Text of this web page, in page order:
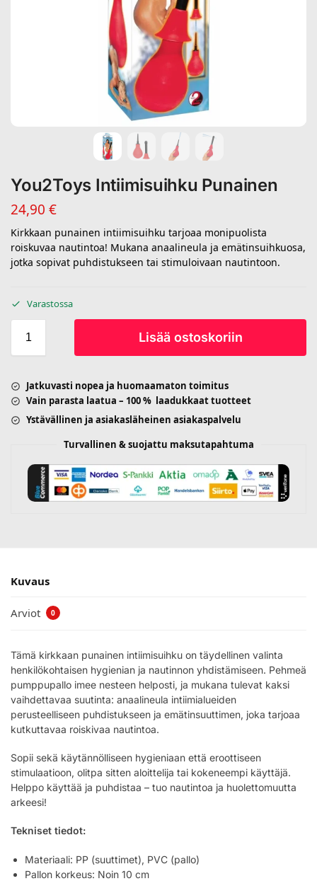
You2Toys Intiimisuihku Punainen
24,90 €
Kirkkaan punainen intiimisuihku tarjoaa monipuolista
roiskuvaa nautintoa! Mukana anaalineula ja emätinsuihkuosa,
jotka sopivat puhdistukseen tai stimuloivaan nautintoon.
Varastossa
Lisää ostoskoriin
Jatkuvasti nopea ja huomaamaton toimitus
Vain parasta laatua – 100 % laadukkaat tuotteet
Ystävällinen ja asiakasläheinen asiakaspalvelu
Turvallinen & suojattu maksutapahtuma
Kuvaus
Arviot 0
Tämä kirkkaan punainen intiimisuihku on täydellinen valinta
henkilökohtaisen hygienian ja nautinnon yhdistämiseen. Pehmeä
pumppupallo imee nesteen helposti, ja mukana tulevat kaksi
vaihdettavaa suutinta: anaalineula intiimialueiden
perusteelliseen puhdistukseen ja emätinsuuttimen, joka tarjoaa
kutkuttavaa roiskivaa nautintoa.
Sopii sekä käytännölliseen hygieniaan että eroottiseen
stimulaatioon, olitpa sitten aloittelija tai kokeneempi käyttäjä.
Helppo käyttää ja puhdistaa – tuo nautintoa ja huolettomuutta
arkeesi!
Tekniset tiedot:
Materiaali: PP (suuttimet), PVC (pallo)
Pallon korkeus: Noin 10 cm